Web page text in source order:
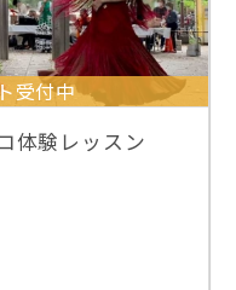
受付中
体験レッスン